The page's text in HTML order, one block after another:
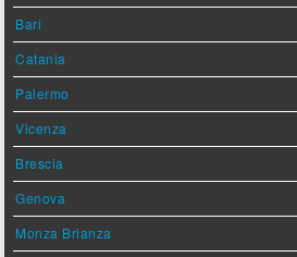
Bari
Catania
Palermo
Vicenza
Brescia
Genova
Monza Brianza